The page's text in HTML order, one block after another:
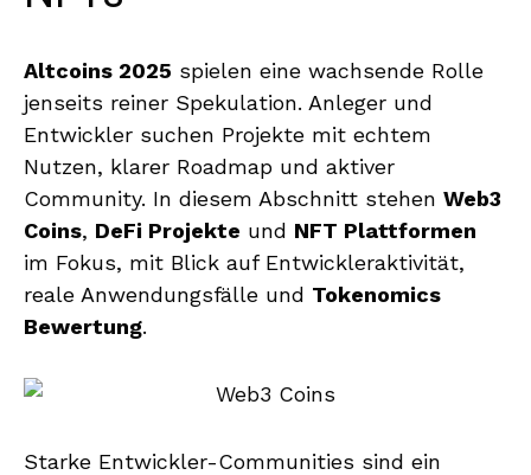
Altcoins 2025 spielen eine wachsende Rolle
jenseits reiner Spekulation. Anleger und
Entwickler suchen Projekte mit echtem
Nutzen, klarer Roadmap und aktiver
Community. In diesem Abschnitt stehen Web3
Coins, DeFi Projekte und NFT Plattformen
im Fokus, mit Blick auf Entwickleraktivität,
reale Anwendungsfälle und Tokenomics
Bewertung.
Starke Entwickler-Communities sind ein